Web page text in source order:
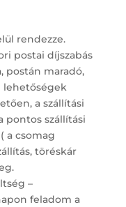
rendezze.
postai díjszabás
postán maradó,
lehetőségek
a szállítási
pontos szállítási
a csomag
töréskár
–
feladom a